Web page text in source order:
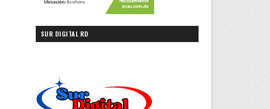
SUR DIGITAL RD